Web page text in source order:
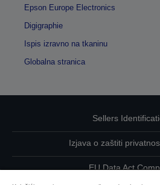
Epson Europe Electronics
Digigraphie
Ispis izravno na tkaninu
Globalna stranica
Sellers
Izjava o zaštiti
EU Data Act